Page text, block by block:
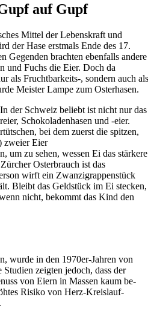
auf Gupf
Mittel der Lebenskraft und
der Hase erstmals Ende des 17.
Gegenden brachten ebenfalls andere
und Fuchs die Eier. Doch da
als Fruchtbarkeits-, sondern auch
Meister Lampe zum Osterhasen.
der Schweiz beliebt ist nicht nur das
Schokoladenhasen und -eier.
bei dem zuerst die spitzen,
zweier Eier
um zu sehen, wessen Ei das stärkere
Osterbrauch ist das
wirft ein Zwanzigrappenstück
Bleibt das Geldstück im Ei stecken,
nicht, bekommt das Kind den
wurde in den 1970er-Jahren von
Studien zeigten jedoch, dass der
von Eiern in Massen kaum be­
Risiko von Herz-Kreislauf-